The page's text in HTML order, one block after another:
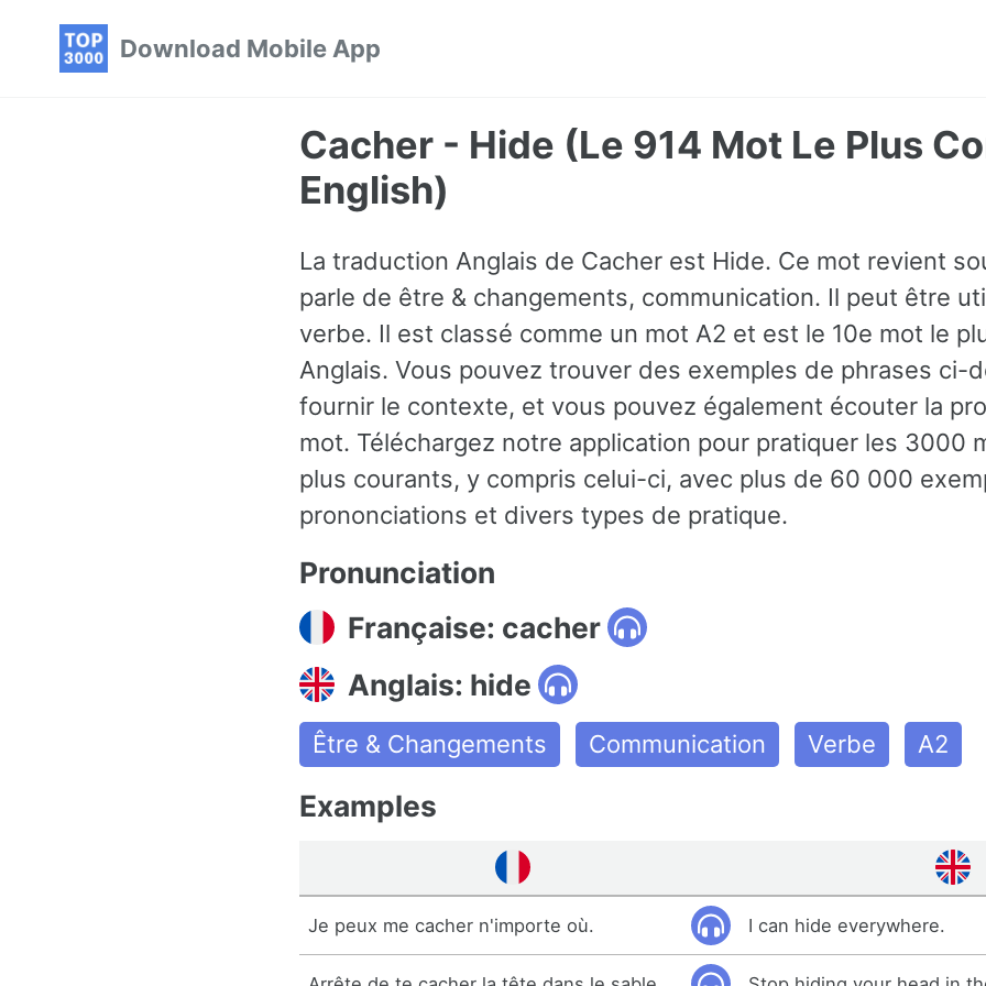
Download Mobile App
Cacher - Hide (Le 914 Mot Le Plus
English)
La traduction Anglais de Cacher est Hide. Ce mot revient
parle de être & changements, communication. Il peut être
verbe. Il est classé comme un mot A2 et est le 10e mot le
Anglais. Vous pouvez trouver des exemples de phrases ci-
fournir le contexte, et vous pouvez également écouter la
mot. Téléchargez notre application pour pratiquer les 3000
plus courants, y compris celui-ci, avec plus de 60 000
prononciations et divers types de pratique.
Pronunciation
Française: cacher
Anglais: hide
Être & Changements Communication Verbe A2
Examples
Je peux me cacher n'importe où. I can hide everywhere.